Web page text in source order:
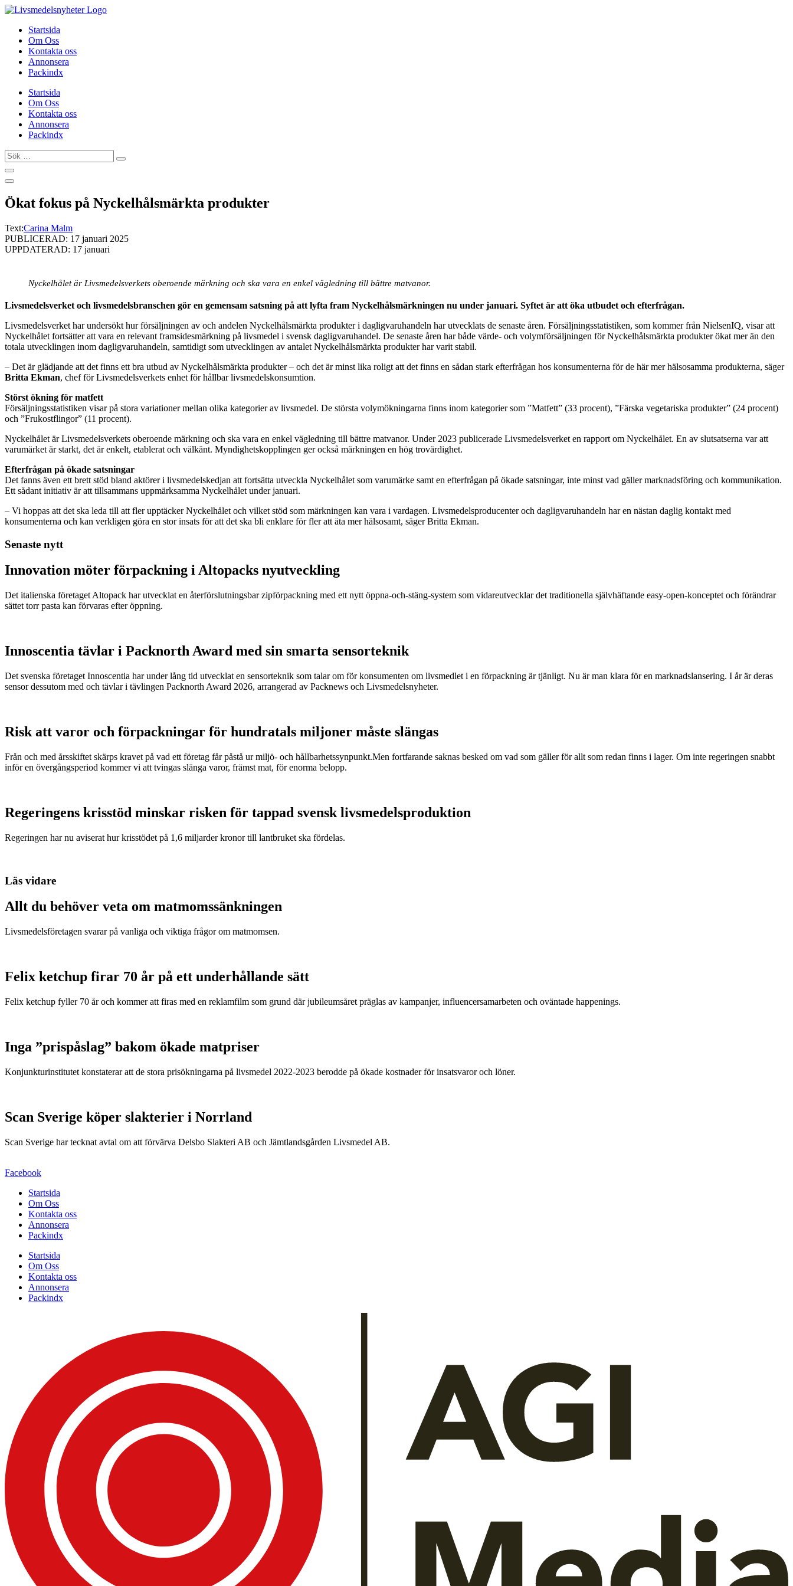
Hoppa
innehållStartsida
Om Oss
Kontakta oss
Annonsera
Packindx
Startsida
Om Oss
Kontakta oss
Annonsera
Packindx
Sök
…
Ökat fokus på Nyckelhålsmärkta produkter
Text:Carina Malm
PUBLICERAD: 17 januari 2025
UPPDATERAD: 17 januari
Nyckelhålet är Livsmedelsverkets oberoende märkning och ska vara en enkel vägledning till bättre matvanor.
Livsmedelsverket och livsmedelsbranschen gör en gemensam satsning på att lyfta fram Nyckelhålsmärkningen nu under januari. Syftet är att öka utbudet och efterfrågan.
Livsmedelsverket har undersökt hur försäljningen av och andelen Nyckelhålsmärkta produkter i dagligvaruhandeln har utvecklats de senaste åren. Försäljningsstatistiken, som kommer från NielsenIQ, visar att
Nyckelhålet fortsätter att vara en relevant framsidesmärkning på livsmedel i svensk dagligvaruhandel. De senaste åren har både värde- och volymförsäljningen för Nyckelhålsmärkta produkter ökat mer än den
totala utvecklingen inom dagligvaruhandeln, samtidigt som utvecklingen av antalet Nyckelhålsmärkta produkter har varit stabil.
– Det är glädjande att det finns ett bra utbud av Nyckelhålsmärkta produkter – och det är minst lika roligt att det finns en sådan stark efterfrågan hos konsumenterna för de här mer hälsosamma produkterna, säger
Britta Ekman, chef för Livsmedelsverkets enhet för hållbar livsmedelskonsumtion.
Störst ökning för matfett
Försäljningsstatistiken visar på stora variationer mellan olika kategorier av livsmedel. De största volymökningarna finns inom kategorier som ”Matfett” (33 procent), ”Färska vegetariska produkter” (24 procent)
och ”Frukostflingor” (11 procent).
Nyckelhålet är Livsmedelsverkets oberoende märkning och ska vara en enkel vägledning till bättre matvanor. Under 2023 publicerade Livsmedelsverket en rapport om Nyckelhålet. En av slutsatserna var att
varumärket är starkt, det är enkelt, etablerat och välkänt. Myndighetskopplingen ger också märkningen en hög trovärdighet.
Efterfrågan på ökade satsningar
Det fanns även ett brett stöd bland aktörer i livsmedelskedjan att fortsätta utveckla Nyckelhålet som varumärke samt en efterfrågan på ökade satsningar, inte minst vad gäller marknadsföring och kommunikation.
Ett sådant initiativ är att tillsammans uppmärksamma Nyckelhålet under januari.
– Vi hoppas att det ska leda till att fler upptäcker Nyckelhålet och vilket stöd som märkningen kan vara i vardagen. Livsmedelsproducenter och dagligvaruhandeln har en nästan daglig kontakt med
konsumenterna och kan verkligen göra en stor insats för att det ska bli enklare för fler att äta mer hälsosamt, säger Britta Ekman.
Senaste nytt
Innovation möter förpackning i Altopacks nyutveckling
Det italienska företaget Altopack har utvecklat en återförslutningsbar zipförpackning med ett nytt öppna-och-stäng-system som vidareutvecklar det traditionella självhäftande easy-open-konceptet och förändrar
sättet torr pasta kan förvaras efter öppning.
Innoscentia tävlar i Packnorth Award med sin smarta sensorteknik
Det svenska företaget Innoscentia har under lång tid utvecklat en sensorteknik som talar om för konsumenten om livsmedlet i en förpackning är tjänligt. Nu är man klara för en marknadslansering. I år är deras
sensor dessutom med och tävlar i tävlingen Packnorth Award 2026, arrangerad av Packnews och Livsmedelsnyheter.
Risk att varor och förpackningar för hundratals miljoner måste slängas
Från och med årsskiftet skärps kravet på vad ett företag får påstå ur miljö- och hållbarhetssynpunkt.Men fortfarande saknas besked om vad som gäller för allt som redan finns i lager. Om inte regeringen snabbt
inför en övergångsperiod kommer vi att tvingas slänga varor, främst mat, för enorma belopp.
Regeringens krisstöd minskar risken för tappad svensk livsmedelsproduktion
Regeringen har nu aviserat hur krisstödet på 1,6 miljarder kronor till lantbruket ska fördelas.
Läs vidare
Allt du behöver veta om matmomssänkningen
Livsmedelsföretagen svarar på vanliga och viktiga frågor om matmomsen.
Felix ketchup firar 70 år på ett underhållande sätt
Felix ketchup fyller 70 år och kommer att firas med en reklamfilm som grund där jubileumsåret präglas av kampanjer, influencersamarbeten och oväntade happenings.
Inga ”prispåslag” bakom ökade matpriser
Konjunkturinstitutet konstaterar att de stora prisökningarna på livsmedel 2022-2023 berodde på ökade kostnader för insatsvaror och löner.
Scan Sverige köper slakterier i Norrland
Scan Sverige har tecknat avtal om att förvärva Delsbo Slakteri AB och Jämtlandsgården Livsmedel AB.
Facebook
Startsida
Om Oss
Kontakta oss
Annonsera
Packindx
Startsida
Om Oss
Kontakta oss
Annonsera
Packindx